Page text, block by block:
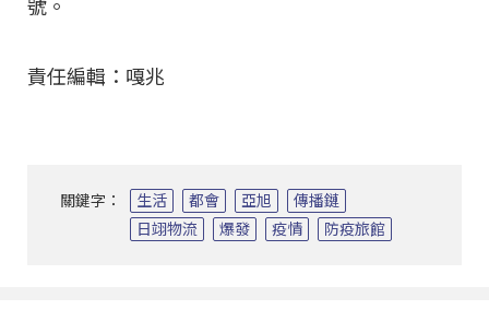
號。
責任編輯：嘎兆
關鍵字： 生活 都會 亞旭
傳播鏈
日翊物流
爆發 疫情 防疫旅館